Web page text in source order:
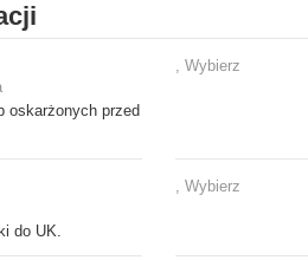
oskarżonych przed
, Wybierz
do UK.
, Wybierz